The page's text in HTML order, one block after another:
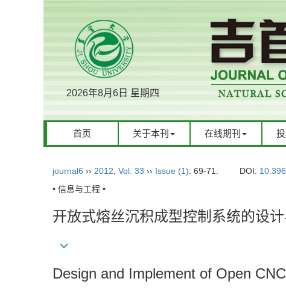
2026年8月6日 星期四
首页 关于本刊 在线期刊
journal6 ›› 2012 Vol. 33 ›› Issue (1): 69-71. DOI:
• 信息与工程 •
开放式熔丝沉积成型控制系统的设
Design and Implement of Open